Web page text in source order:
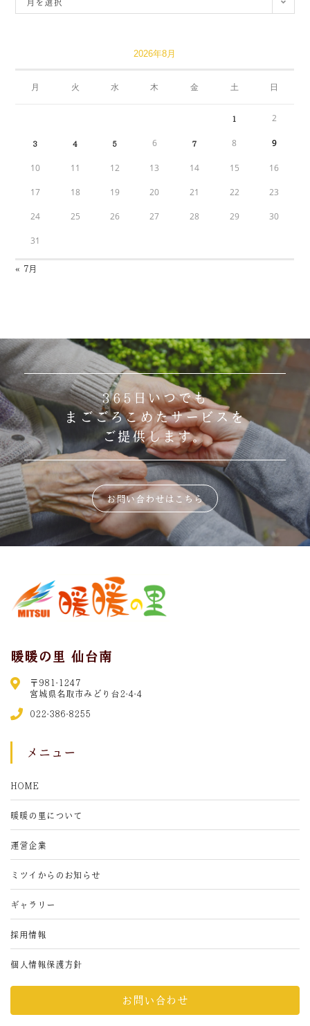
2026年8月
月 火 水 木 金 土 日
1 2
3 4 5 6 7 8 9
10 11 12 13 14 15 16
17 18 19 20 21 22 23
24 25 26 27 28 29 30
31
« 7月
365日いつでも
まごごろこめたサービスを
ご提供します。
お問い合わせはこちら
暖暖の里 仙台南
〒981-1247
宮城県名取市みどり台2-4-4
022-386-8255
メニュー
HOME
暖暖の里について
運営企業
ミツイからのお知らせ
ギャラリー
採用情報
個人情報保護方針
お問い合わせ